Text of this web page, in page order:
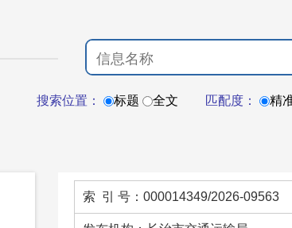
搜索位置： 标题 全文 匹配度： 精
索 引 号：000014349/2026-09563